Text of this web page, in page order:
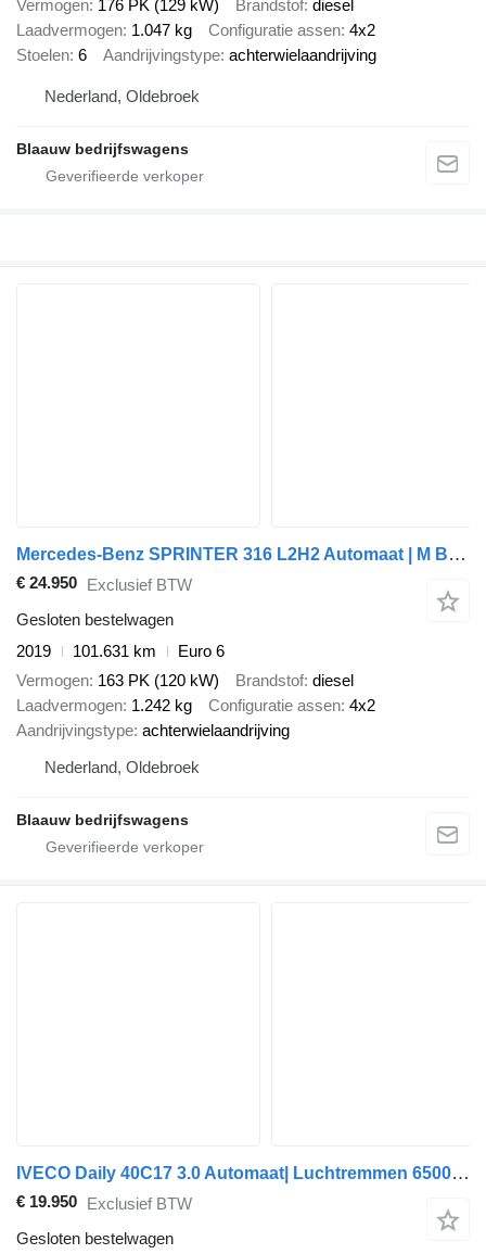
Vermogen 176 PK (129 kW) Brandstof diesel
Laadvermogen 1.047 kg Configuratie assen 4x2
Stoelen 6 Aandrijvingstype achterwielaandrijving
Nederland, Oldebroek
Blaauw bedrijfswagens
Mercedes-Benz SPRINTER 316 L2H2 Automaat | M Bux |Airco | 2800 kg trekhaak
€ 24.950 Exclusief BTW
Gesloten bestelwagen
2019
101.631 km
Euro 6
Vermogen 163 PK (120 kW) Brandstof diesel
Laadvermogen 1.242 kg Configuratie assen 4x2
Aandrijvingstype achterwielaandrijving
Nederland, Oldebroek
Blaauw bedrijfswagens
IVECO Daily 40C17 3.0 Automaat| Luchtremmen 6500kg trekken
€ 19.950 Exclusief BTW
Gesloten bestelwagen